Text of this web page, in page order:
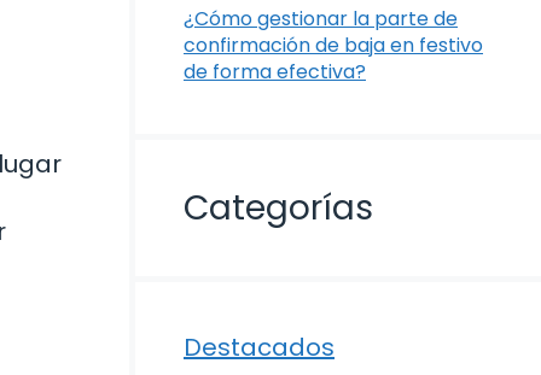
¿Cómo gestionar la parte de
confirmación de baja en festivo
de forma efectiva?
Categorías
Destacados